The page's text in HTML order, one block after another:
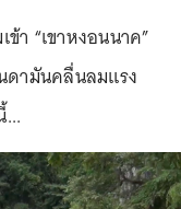
า “เขาหงอนนาค”
ามันคลื่นลมแรง